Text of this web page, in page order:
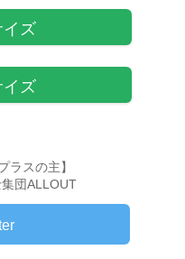
イズ
イズ
ラスの主】
団ALLOUT